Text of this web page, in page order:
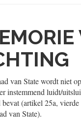
van State wordt niet
instemmend luidt/
bevat (artikel 25a,
van State).